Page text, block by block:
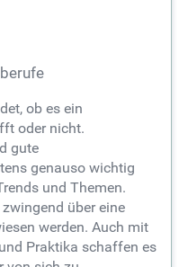
ob es ein
oder nicht.
gute
genauso wichtig
und Themen.
über eine
werden. Auch mit
Praktika schaffen es